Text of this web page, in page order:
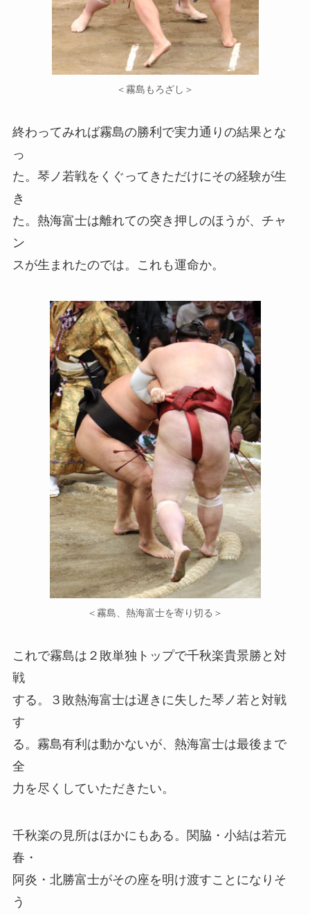
＜霧島もろざし＞
終わってみれば霧島の勝利で実力通りの結果とな
っ
た。琴ノ若戦をくぐってきただけにその経験が生
き
た。熱海富士は離れての突き押しのほうが、チャ
ン
スが生まれたのでは。これも運命か。
＜霧島、熱海富士を寄り切る＞
これで霧島は２敗単独トップで千秋楽貴景勝と対
戦
する。３敗熱海富士は遅きに失した琴ノ若と対戦
す
る。霧島有利は動かないが、熱海富士は最後まで
全
力を尽くしていただきたい。
千秋楽の見所はほかにもある。関脇・小結は若元
春・
阿炎・北勝富士がその座を明け渡すことになりそ
う